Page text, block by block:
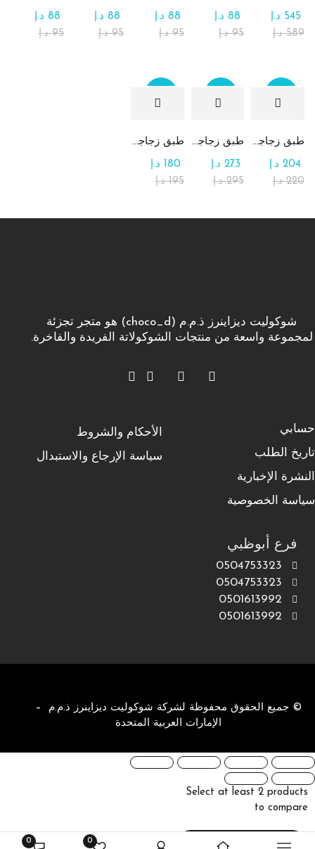
0
0
589 د.إ
545 د.إ
95 د.إ
88 د.إ
95 د.إ
88 د.إ
95 د.إ
88 د.إ
95 د.إ
88 د.إ
طبق زجاجي مربع يحتوي على تشكيلة من الشوكولاتة
220 د.إ
204 د.إ
طبق زجاجي دائري للحلوى مع الشوكولاتة
295 د.إ
273 د.إ
طبق زجاجي مربع يحتوي على الرهش
195 د.إ
180 د.إ
شوكوليت ديزاينرز ذ.م.م (choco_d) هو متجر تجزئة
لمجموعة واسعة من منتجات الشوكولاتة الفريدة والفاخرة.
حسابي
تاريخ الطلب
النشرة الإخبارية
سياسة الخصوصية
الأحكام والشروط
سياسة الإرجاع والاستبدال
فرع أبوظبي
0504753323
0504753323
0501613992
0501613992
© جميع الحقوق محفوظة لشركة شوكوليت ديزاينرز ذ.م.م –
الإمارات العربية المتحدة
Select at least 2 products
to compare
View comparison